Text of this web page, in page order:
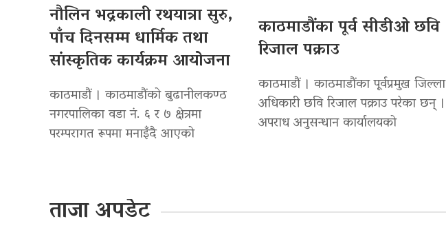
नौलिन भद्रकाली रथयात्रा सुरु,
पाँच दिनसम्म धार्मिक तथा
सांस्कृतिक कार्यक्रम आयोजना
काठमाडौं । काठमाडौंको बुढानीलकण्ठ
नगरपालिका वडा नं. ६ र ७ क्षेत्रमा
परम्परागत रूपमा मनाइँदै आएको
काठमाडौंका पूर्व सीडीओ छवि
रिजाल पक्राउ
काठमाडौं । काठमाडौंका पूर्वप्रमुख जिल्ला
अधिकारी छवि रिजाल पक्राउ परेका छन् ।
अपराध अनुसन्धान कार्यालयको
ताजा अपडेट